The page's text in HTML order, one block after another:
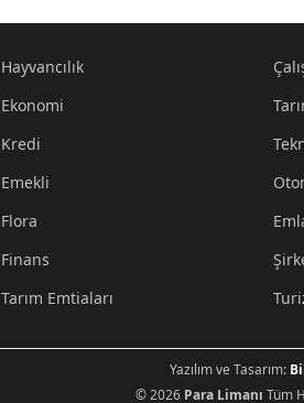
Hayvancılık
Ekonomi
Kredi
Emekli
Flora
Finans
Tarım Emtiaları
Yazılım ve Tasarım:
© 2026 Para Limanı Tüm